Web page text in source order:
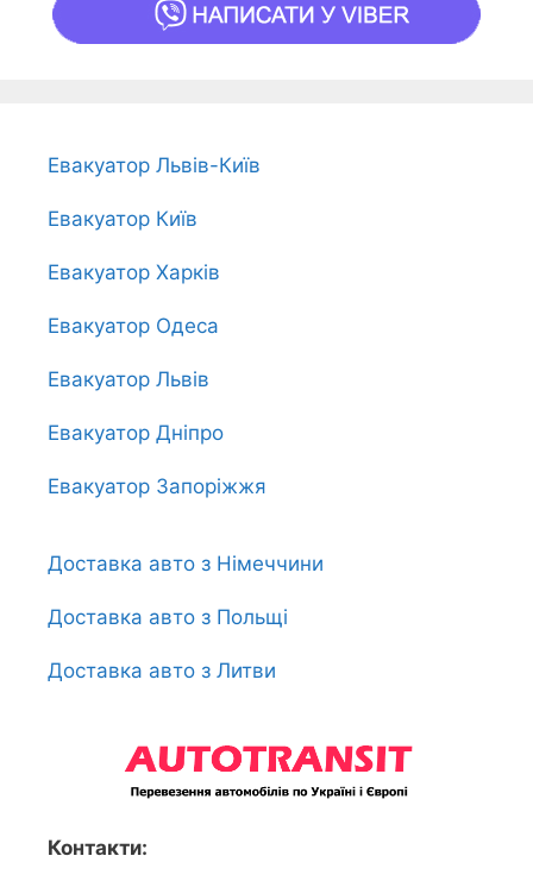
Евакуатор Львів-Київ
Евакуатор Київ
Евакуатор Харків
Евакуатор Одеса
Евакуатор Львів
Евакуатор Дніпро
Евакуатор Запоріжжя
Доставка авто з Німеччини
Доставка авто з Польщі
Доставка авто з Литви
Контакти: